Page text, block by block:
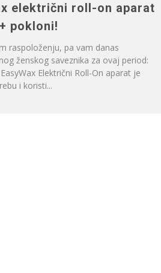
električni roll-on aparat
pokloni!
raspoloženju, pa vam danas
ženskog saveznika za ovaj period:
Električni Roll-On aparat je
i koristi...